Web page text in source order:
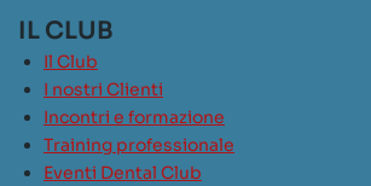
IL CLUB
Il Club
I nostri Clienti
Incontri e formazione
Training professionale
Eventi Dental Club